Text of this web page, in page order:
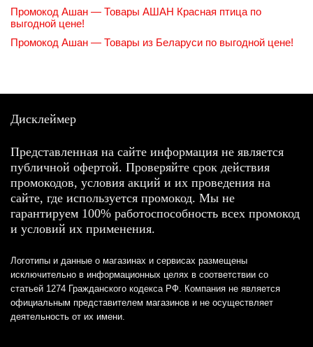
Промокод Ашан — Товары АШАН Красная птица по
выгодной цене!
Промокод Ашан — Товары из Беларуси по выгодной цене!
Дисклеймер
Представленная на сайте информация не является
публичной офертой. Проверяйте срок действия
промокодов, условия акций и их проведения на
сайте, где используется промокод. Мы не
гарантируем 100% работоспособность всех промокод
и условий их применения.
Логотипы и данные о магазинах и сервисах размещены
исключительно в информационных целях в соответствии со
статьей 1274 Гражданского кодекса РФ. Компания не является
официальным представителем магазинов и не осуществляет
деятельность от их имени.